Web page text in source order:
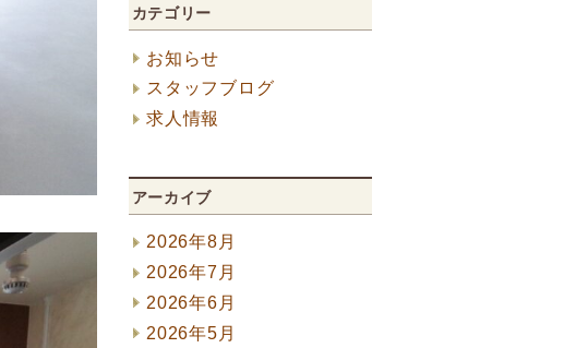
カテゴリー
お知らせ
スタッフブログ
求人情報
アーカイブ
2026年8月
2026年7月
2026年6月
2026年5月